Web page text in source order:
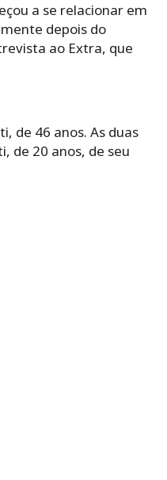
a se relacionar em
depois do
ao Extra, que
de 46 anos. As duas
de 20 anos, de seu